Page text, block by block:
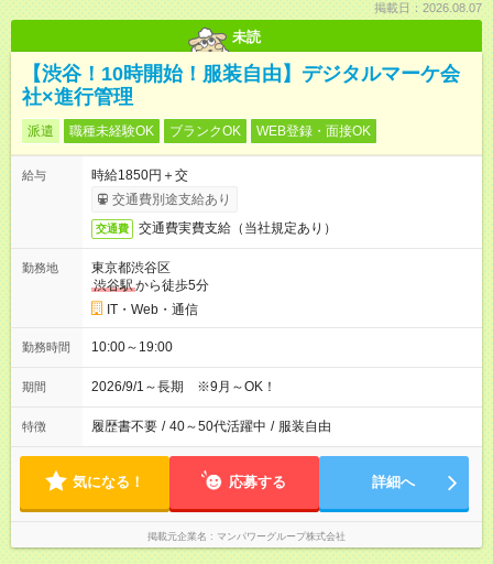
掲載日：2026.08.07
未読
【渋谷！10時開始！服装自由】デジタルマーケ会
社×進行管理
派遣 職種未経験OK ブランクOK WEB登録・面接OK
給与
時給1850円＋交
交通費別途支給あり
交通費 交通費実費支給（当社規定あり）
勤務地
東京都渋谷区
渋谷駅から徒歩5分
IT・Web・通信
勤務時間 10:00～19:00
期間 2026/9/1～長期 ※9月～OK！
特徴 履歴書不要 / 40～50代活躍中 / 服装自由
気になる！ 応募する 詳細へ
掲載元企業名 マンパワーグループ株式会社